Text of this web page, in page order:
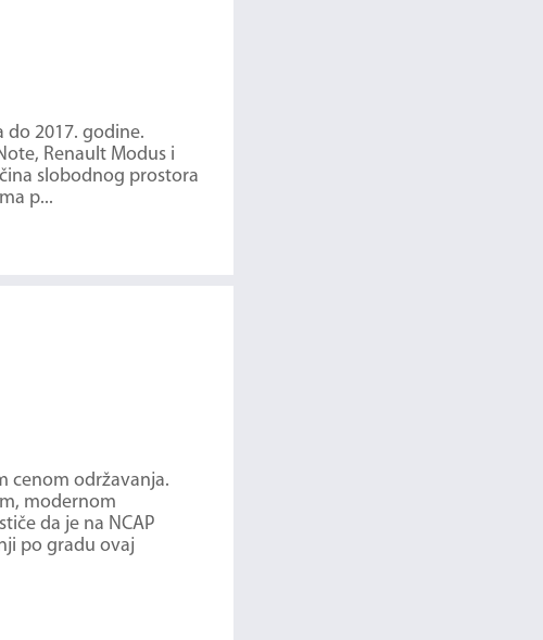
do 2017. godine.
Renault Modus i
slobodnog prostora
p...
cenom održavanja.
modernom
da je na NCAP
po gradu ovaj